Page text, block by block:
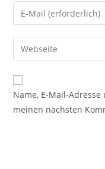
Namen
oder
zum
Kommentieren
ein
Gib
deine
E-
Mail-
zum
Kommentieren
ein
Gib
deine
Website-
URL
Name, E-Mail-
meinen nächsten